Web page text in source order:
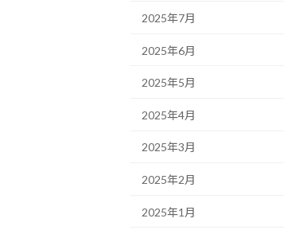
2025年7月
2025年6月
2025年5月
2025年4月
2025年3月
2025年2月
2025年1月